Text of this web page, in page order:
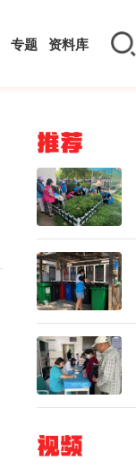
专题 资料库
推荐
视频